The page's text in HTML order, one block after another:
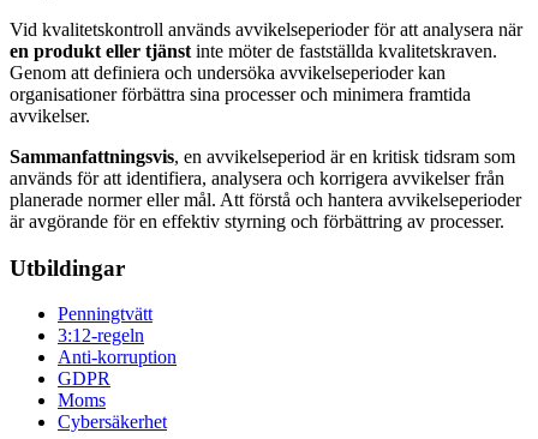
Vid kvalitetskontroll används avvikelseperioder för att analysera när
en produkt eller tjänst inte möter de fastställda kvalitetskraven.
Genom att definiera och undersöka avvikelseperioder kan
organisationer förbättra sina processer och minimera framtida
avvikelser.
Sammanfattningsvis, en avvikelseperiod är en kritisk tidsram som
används för att identifiera, analysera och korrigera avvikelser från
planerade normer eller mål. Att förstå och hantera avvikelseperioder
är avgörande för en effektiv styrning och förbättring av processer.
Utbildingar
Penningtvätt
3:12-regeln
Anti-korruption
GDPR
Moms
Cybersäkerhet